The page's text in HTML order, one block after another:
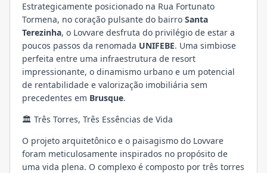
Estrategicamente posicionado na Rua Fortunato
Tormena, no coração pulsante do bairro Santa
Terezinha, o Lovvare desfruta do privilégio de estar a
poucos passos da renomada UNIFEBE. Uma simbiose
perfeita entre uma infraestrutura de resort
impressionante, o dinamismo urbano e um potencial
de rentabilidade e valorização imobiliária sem
precedentes em Brusque.
🏛️ Três Torres, Três Essências de Vida
O projeto arquitetônico e o paisagismo do Lovvare
foram meticulosamente inspirados no propósito de
uma vida plena. O complexo é composto por três torres